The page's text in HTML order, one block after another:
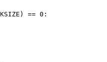
== 0: